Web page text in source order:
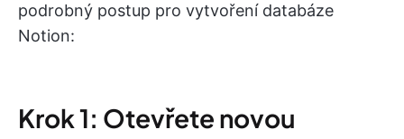
podrobný postup pro vytvoření databáze
Notion:
Krok 1: Otevřete novou